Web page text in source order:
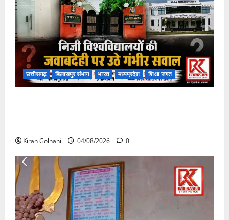
छत्तीसगढ़ बिलासपुर संभाग भारत मध्यप्रदेश शिक्षा जगत
Kiran Golhani 04/08/2026 0